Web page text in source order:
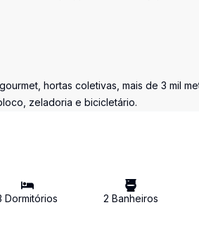
hortas coletivas, mais de 3 mil
zeladoria e bicicletário.
Dormitórios 2 Banheiros